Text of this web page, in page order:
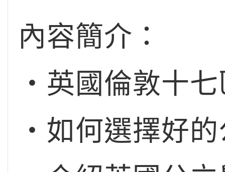
內容簡介：
‧英國倫敦十
‧如何選擇好